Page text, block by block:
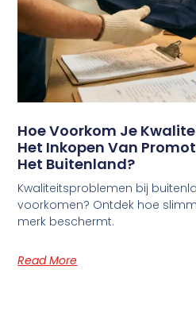
Hoe Voorkom Je
Het Inkopen Van
Het Buitenland?
Kwaliteitsproblemen bij
voorkomen? Ontdek hoe
merk beschermt.
Read More